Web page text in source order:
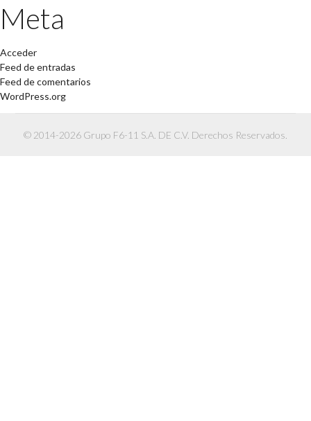
Meta
Acceder
Feed de entradas
Feed de comentarios
WordPress.org
© 2014-2026 Grupo F6-11 S.A. DE C.V. Derechos Reservados.